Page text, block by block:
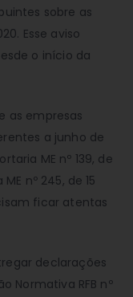
sobre as
Esse aviso
o início da
as empresas
a junho de
ME nº 139, de
nº 245, de 15
ficar atentas
declarações
Normativa RFB nº